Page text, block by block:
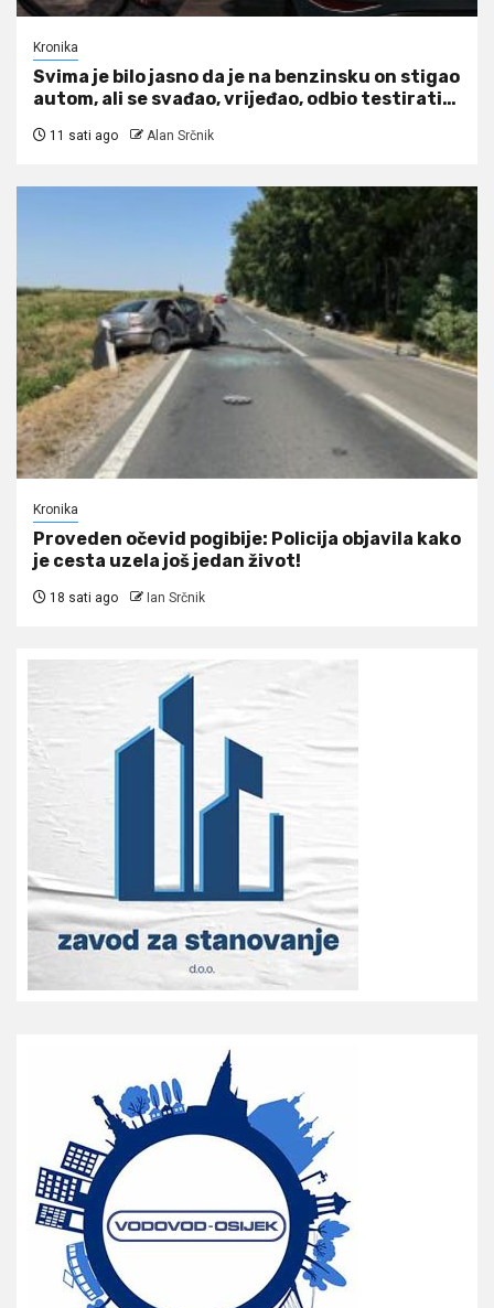
Kronika
Svima je bilo jasno da je na benzinsku on stigao
autom, ali se svađao, vrijeđao, odbio testirati…
11 sati ago Alan Srčnik
Kronika
Proveden očevid pogibije: Policija objavila kako
je cesta uzela još jedan život!
18 sati ago Ian Srčnik